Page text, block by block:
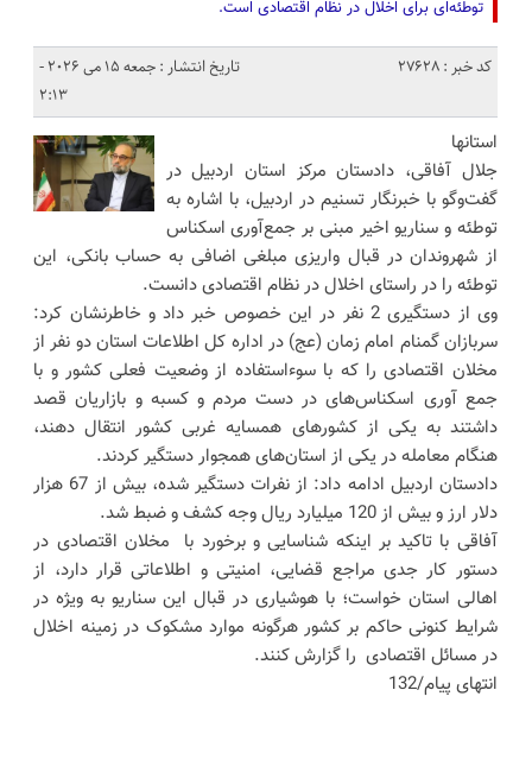
توطئه‌ای برای اخلال در نظام اقتصادی است.
کد خبر : 27628
تاریخ انتشار : جمعه 15 می 2026 -
2:13
استانها
جلال آفاقی، دادستان مرکز استان اردبیل در
گفت‌وگو با خبرنگار تسنیم در اردبیل، با اشاره به
توطئه و سناریو اخیر مبنی بر جمع‌آوری اسکناس
از شهروندان در قبال واریزی مبلغی اضافی به حساب بانکی، این
توطئه را در راستای اخلال در نظام اقتصادی دانست.
وی از دستگیری 2 نفر در این‌ خصوص خبر داد و خاطرنشان کرد:
سربازان گمنام امام زمان (عج) در اداره ‌کل اطلاعات استان دو نفر از
مخلان اقتصادی را که با سوءاستفاده از وضعیت فعلی کشور و با
جمع آوری اسکناس‌های در دست مردم و کسبه و بازاریان قصد
داشتند به یکی از کشورهای همسایه غربی کشور انتقال دهند،
هنگام معامله در یکی از استان‌های همجوار دستگیر کردند.
دادستان اردبیل ادامه داد: از نفرات دستگیر شده، بیش از 67 هزار
دلار ارز و بیش از 120 میلیارد ریال وجه کشف و ضبط شد.
آفاقی با تاکید بر اینکه شناسایی و برخورد با مخلان اقتصادی در
دستور کار جدی مراجع قضایی، امنیتی و اطلاعاتی قرار دارد، از
اهالی استان خواست؛ با هوشیاری در قبال این سناریو به ‌ویژه در
شرایط کنونی حاکم بر کشور هرگونه موارد مشکوک در زمینه اخلال
در مسائل اقتصادی را گزارش کنند.
انتهای پیام/132